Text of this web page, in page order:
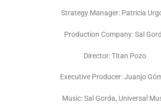
Strategy Manager: Patricia
Production Company:Sal
Director:Titan Pozo
Executive Producer:Juanjo
Music:Sal Gorda, Universal